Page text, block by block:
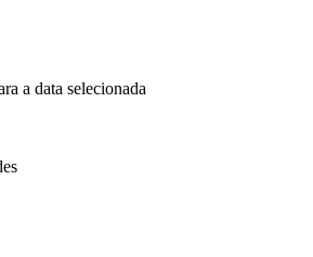
a data selecionada